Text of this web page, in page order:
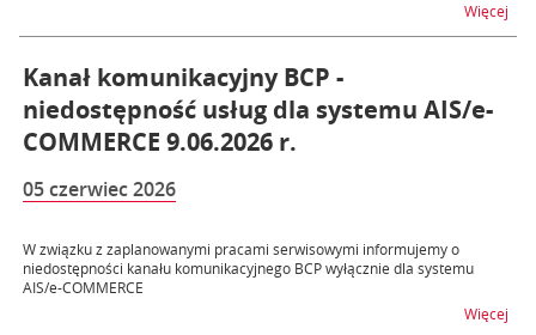
Więcej
Kanał komunikacyjny BCP -
niedostępność usług dla systemu AIS/e-
COMMERCE 9.06.2026 r.
05 czerwiec 2026
W związku z zaplanowanymi pracami serwisowymi informujemy o
niedostępności kanału komunikacyjnego BCP wyłącznie dla systemu
AIS/e-COMMERCE
Więcej